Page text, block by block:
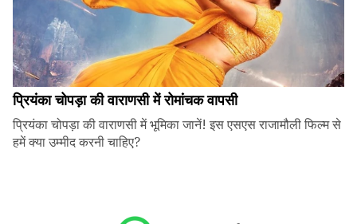
प्रियंका चोपड़ा की वाराणसी में रोमांचक वापसी
प्रियंका चोपड़ा की वाराणसी में भूमिका जानें! इस एसएस राजामौली फिल्म से
हमें क्या उम्मीद करनी चाहिए?